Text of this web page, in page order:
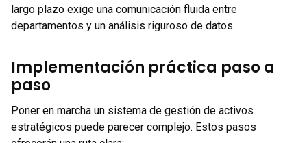
largo plazo exige una comunicación fluida entre
departamentos y un análisis riguroso de datos.
Implementación práctica paso a
paso
Poner en marcha un sistema de gestión de activos
estratégicos puede parecer complejo. Estos pasos